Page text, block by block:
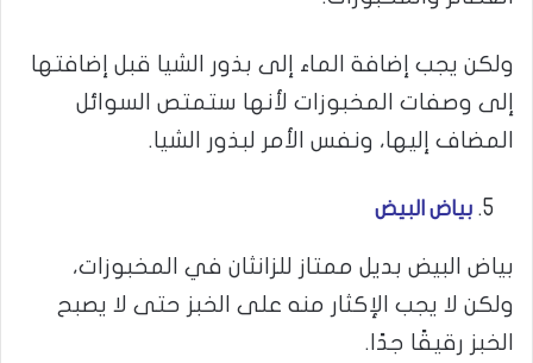
ولكن يجب إضافة الماء إلى بذور الشيا قبل إضافتها
إلى وصفات المخبوزات لأنها ستمتص السوائل
المضاف إليها، ونفس الأمر لبذور الشيا.
بياض البيض
بياض البيض بديل ممتاز للزانثان في المخبوزات،
ولكن لا يجب الإكثار منه على الخبز حتى لا يصبح
الخبز رقيقًا جدًا.